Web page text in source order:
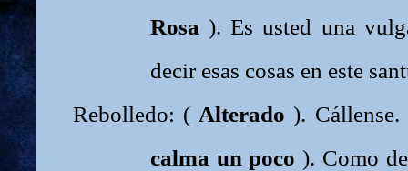
Rosa). Es usted una
decir esas cosas en este
Rebolledo: ( Alterado ).
calma un poco ). Como